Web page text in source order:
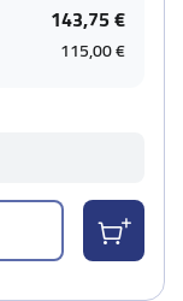
143,75 €
115,00 €